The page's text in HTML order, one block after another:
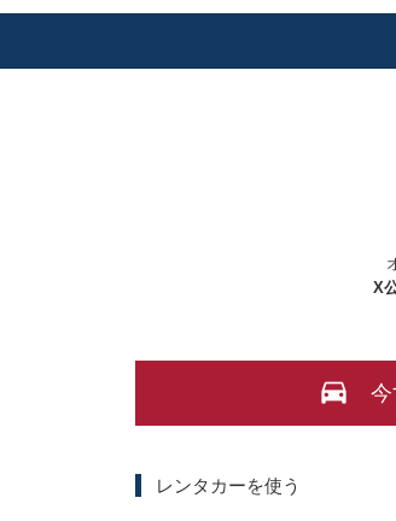
X
レンタカーを使う